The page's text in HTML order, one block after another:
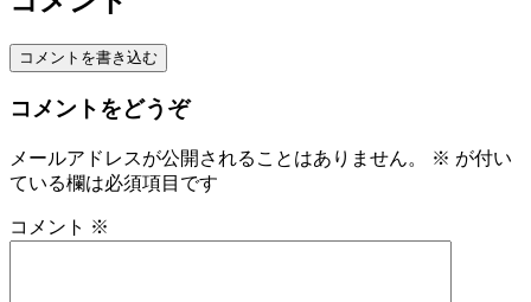
コメントを書き込む
コメントをどうぞ
メールアドレスが公開されることはありません。 ※ が付い
ている欄は必須項目です
コメント ※